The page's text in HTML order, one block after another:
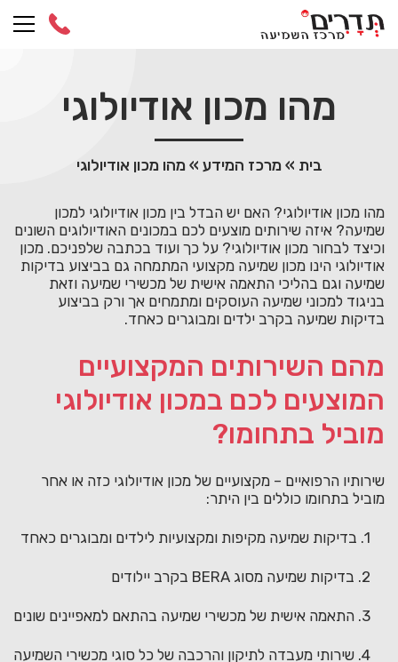
to
content
מהו מכון אודיולוגי
בית »מרכז המידע »מהו מכון אודיולוגי
מהו מכון אודיולוגי? האם יש הבדל בין מכון אודיולוגי למכון
שמיעה? איזה שירותים מוצעים לכם במכונים האודיולוגים השונים
וכיצד לבחור מכון אודיולוגי? על כך ועוד בכתבה שלפניכם. מכון
אודיולוגי הינו מכון שמיעה מקצועי המתמחה גם בביצוע בדיקות
שמיעה וגם בהליכי התאמה אישית של מכשירי שמיעה וזאת
בניגוד למכוני שמיעה העוסקים ומתמחים אך ורק בביצוע
בדיקות שמיעה בקרב ילדים ומבוגרים כאחד.
מהם השירותים המקצועיים
המוצעים לכם במכון אודיולוגי
מוביל בתחומו?
שירותיו הרפואיים – מקצועיים של מכון אודיולוגי כזה או אחר
מוביל בתחומו כוללים בין היתר:
בדיקות שמיעה מקיפות ומקצועיות לילדים ומבוגרים כאחד
בדיקות שמיעה מסוג BERA בקרב יילודים
התאמה אישית של מכשירי שמיעה בהתאם למאפיינים שונים
שירותי מעבדה לתיקון והרכבה של כל סוגי מכשירי השמיעה